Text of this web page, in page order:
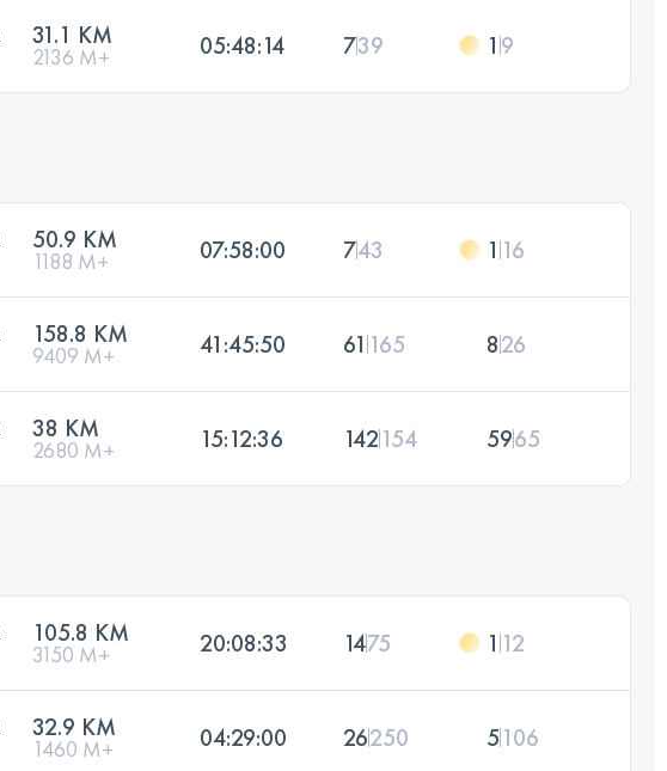
31.1 KM
2136 M+ 05:48:14 739 1 9
50.9 KM
1188 M+ 07:58:00 743 1 16
158.8 KM
9409 M+ 41:45:50 61 165 826
38 KM
2680 M+ 15:12:36 142154 5965
105.8 KM
3150 M+ 20:08:33 1475 1 12
32.9 KM
1460 M+ 04:29:00 26250 5106